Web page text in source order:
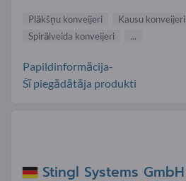
Plākšņu konveijeri
Kausu konveijeri
Spirālveida konveijeri
...
Papildinformācija-
Šī piegādātāja produkti
Stingl Systems GmbH